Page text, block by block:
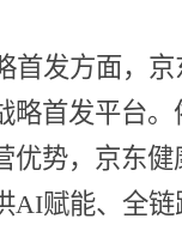
首发方面，
略首发平台。
优势，京东健
AI赋能、全